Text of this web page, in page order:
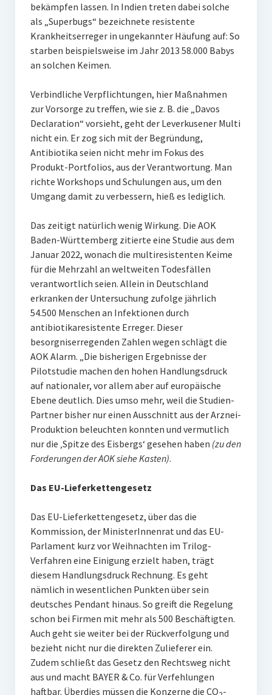
bekämpfen lassen. In Indien treten dabei solche
als „Superbugs“ bezeichnete resistente
Krankheitserreger in ungekannter Häufung auf: So
starben beispielsweise im Jahr 2013 58.000 Babys
an solchen Keimen.
Verbindliche Verpflichtungen, hier Maßnahmen
zur Vorsorge zu treffen, wie sie z. B. die „Davos
Declaration“ vorsieht, geht der Leverkusener Multi
nicht ein. Er zog sich mit der Begründung,
Antibiotika seien nicht mehr im Fokus des
Produkt-Portfolios, aus der Verantwortung. Man
richte Workshops und Schulungen aus, um den
Umgang damit zu verbessern, hieß es lediglich.
Das zeitigt natürlich wenig Wirkung. Die AOK
Baden-Württemberg zitierte eine Studie aus dem
Januar 2022, wonach die multiresistenten Keime
für die Mehrzahl an weltweiten Todesfällen
verantwortlich seien. Allein in Deutschland
erkranken der Untersuchung zufolge jährlich
54.500 Menschen an Infektionen durch
antibiotikaresistente Erreger. Dieser
besorgniserregenden Zahlen wegen schlägt die
AOK Alarm. „Die bisherigen Ergebnisse der
Pilotstudie machen den hohen Handlungsdruck
auf nationaler, vor allem aber auf europäische
Ebene deutlich. Dies umso mehr, weil die Studien-
Partner bisher nur einen Ausschnitt aus der Arznei-
Produktion beleuchten konnten und vermutlich
nur die ‚Spitze des Eisbergs‘ gesehen haben (zu den
Forderungen der AOK siehe Kasten).
Das EU-Lieferkettengesetz
Das EU-Lieferkettengesetz, über das die
Kommission, der MinisterInnenrat und das EU-
Parlament kurz vor Weihnachten im Trilog-
Verfahren eine Einigung erzielt haben, trägt
diesem Handlungsdruck Rechnung. Es geht
nämlich in wesentlichen Punkten über sein
deutsches Pendant hinaus. So greift die Regelung
schon bei Firmen mit mehr als 500 Beschäftigten.
Auch geht sie weiter bei der Rückverfolgung und
bezieht nicht nur die direkten Zulieferer ein.
Zudem schließt das Gesetz den Rechtsweg nicht
aus und macht BAYER & Co. für Verfehlungen
haftbar. Überdies müssen die Konzerne die CO -